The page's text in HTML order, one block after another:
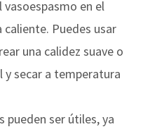
en el
Puedes usar
una calidez suave o
y secar a temperatura
pueden ser útiles, ya